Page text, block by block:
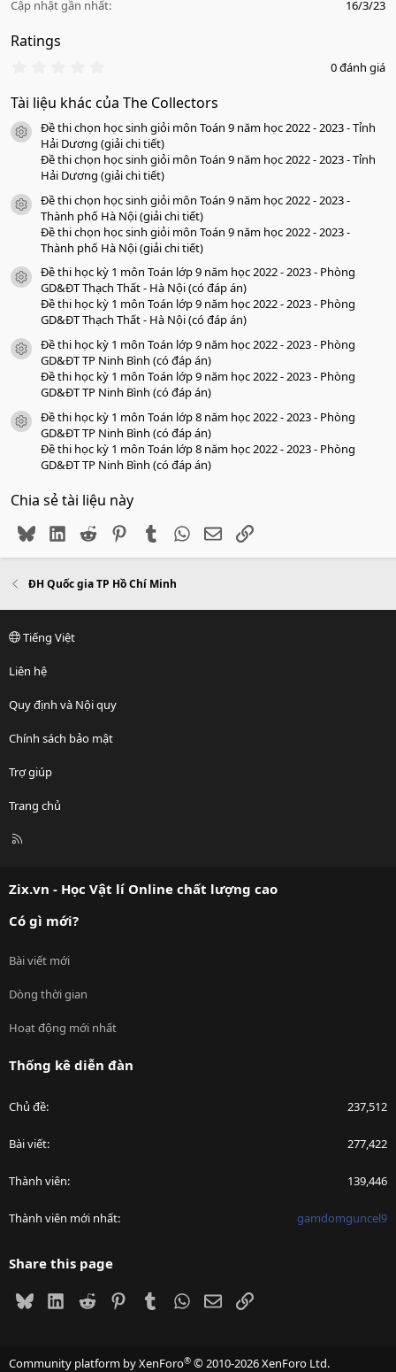
Cập nhật gần nhất
16/3/23
Ratings
0
0
a
o
0 đánh giá
Tài liệu khác của The Collectors
icon tài liệu
Đề thi chọn học sinh giỏi môn Toán 9 năm học 2022 - 2023 - Tỉnh
Hải Dương (giải chi tiết)
Đề thi chọn học sinh giỏi môn Toán 9 năm học 2022 - 2023 - Tỉnh
Hải Dương (giải chi tiết)
icon tài liệu
Đề thi chọn học sinh giỏi môn Toán 9 năm học 2022 - 2023 -
Thành phố Hà Nội (giải chi tiết)
Đề thi chọn học sinh giỏi môn Toán 9 năm học 2022 - 2023 -
Thành phố Hà Nội (giải chi tiết)
icon tài liệu
Đề thi học kỳ 1 môn Toán lớp 9 năm học 2022 - 2023 - Phòng
GD&ĐT Thạch Thất - Hà Nội (có đáp án)
Đề thi học kỳ 1 môn Toán lớp 9 năm học 2022 - 2023 - Phòng
GD&ĐT Thạch Thất - Hà Nội (có đáp án)
icon tài liệu
Đề thi học kỳ 1 môn Toán lớp 9 năm học 2022 - 2023 - Phòng
GD&ĐT TP Ninh Bình (có đáp án)
Đề thi học kỳ 1 môn Toán lớp 9 năm học 2022 - 2023 - Phòng
GD&ĐT TP Ninh Bình (có đáp án)
icon tài liệu
Đề thi học kỳ 1 môn Toán lớp 8 năm học 2022 - 2023 - Phòng
GD&ĐT TP Ninh Bình (có đáp án)
Đề thi học kỳ 1 môn Toán lớp 8 năm học 2022 - 2023 - Phòng
GD&ĐT TP Ninh Bình (có đáp án)
Chia sẻ tài liệu này
BlueskyLinkedIn
Reddit PinterestTumblr WhatsApp
EmailLink
ĐH Quốc gia TP Hồ Chí Minh
Tiếng Việt
Liên hệ
Quy định và Nội quy
Chính sách bảo mật
Trợ giúp
Trang chủ
R
Zix.vn - Học Vật lí Online chất lượng cao
Có gì mới?
Bài viết mới
Dòng thời gian
Hoạt động mới nhất
Thống kê diễn đàn
Chủ đề 237,512
Bài viết 277,422
Thành viên 139,446
Thành viên mới nhất gamdomguncel9
Share this page
BlueskyLinkedIn
Reddit PinterestTumblrWhatsApp
EmailLink
Community platform by XenForo® © 2010-2026 XenForo Ltd.